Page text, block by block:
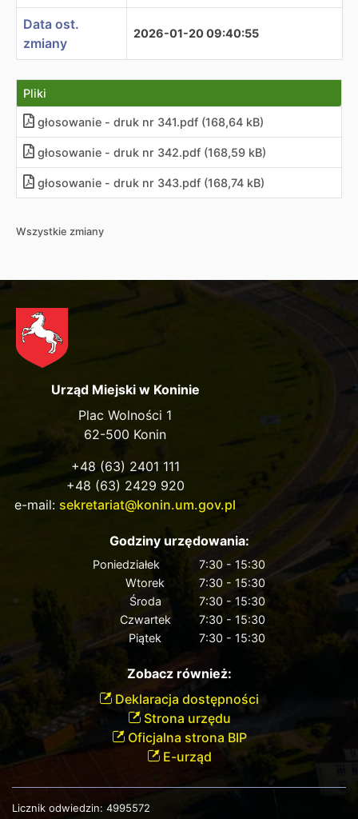
Data ost.
zmiany
2026-01-20 09:40:55
Pliki
głosowanie - druk nr 341.pdf (168,64 kB)
głosowanie - druk nr 342.pdf (168,59 kB)
głosowanie - druk nr 343.pdf (168,74 kB)
Wszystkie zmiany
Urząd Miejski w Koninie
Plac Wolności 1
62-500 Konin
+48 (63) 2401 111
+48 (63) 2429 920
e-mail: sekretariat@konin.um.gov.pl
Godziny urzędowania:
Poniedziałek
7:30 - 15:30
Wtorek
7:30 - 15:30
Środa
7:30 - 15:30
Czwartek
7:30 - 15:30
Piątek
7:30 - 15:30
Zobacz również:
Deklaracja dostępności
Strona urzędu
Oficjalna strona BIP
E-urząd
Licznik odwiedzin: 4995572